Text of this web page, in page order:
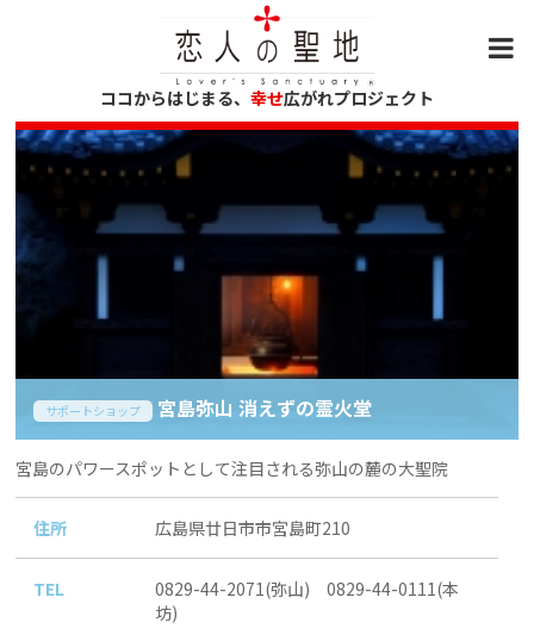
ココからはじまる、 幸せ広がれプロジェクト
サポートショップ 宮島弥山 消えずの霊火堂
宮島のパワースポットとして注目される弥山の麓の大聖院
住所 広島県廿日市市宮島町210
TEL
0829-44-2071(弥山) 0829-44-0111(本
坊)